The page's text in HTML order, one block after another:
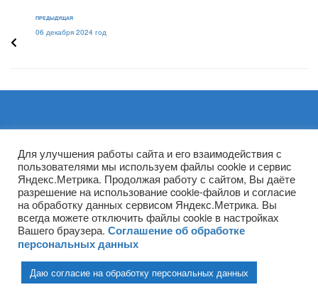
ПРЕДЫДУЩАЯ
06 декабря 2024 год
Архивы
(ГПОУ ТО «НТПБ») 2020 г. ©
Для улучшения работы сайта и его взаимодействия с
пользователями мы используем файлы cookie и сервис
Яндекс.Метрика. Продолжая работу с сайтом, Вы даёте
разрешение на использование cookie-файлов и согласие
на обработку данных сервисом Яндекс.Метрика. Вы
всегда можете отключить файлы cookie в настройках
Вашего браузера. Соглашение об обработке
персональных данных
Даю согласие на обработку персональных данных